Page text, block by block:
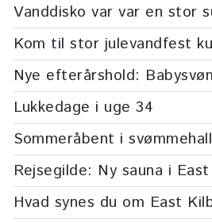
Vanddisko var var en stor
Kom til stor julevandfest
Nye efterårshold:
Lukkedage i uge 34
Sommeråbent i
Rejsegilde: Ny sauna i
Hvad synes du om East